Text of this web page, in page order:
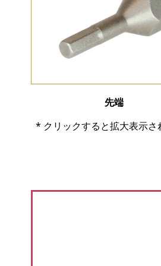
先端
* クリックすると拡大表示さ